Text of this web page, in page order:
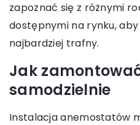
zapoznać się z różnymi
dostępnymi na rynku,
najbardziej trafny.
Jak
samodzielnie
Instalacja anemostatów